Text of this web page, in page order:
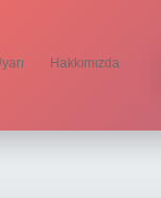
Hakkımızda